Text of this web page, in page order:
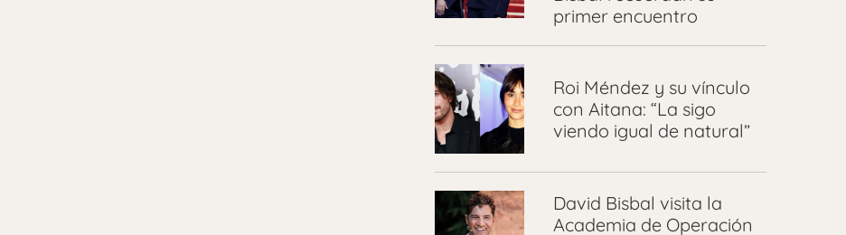
primer encuentro
Roi Méndez y su vínculo
con Aitana: “La sigo
viendo igual de natural”
David Bisbal visita la
Academia de Operación